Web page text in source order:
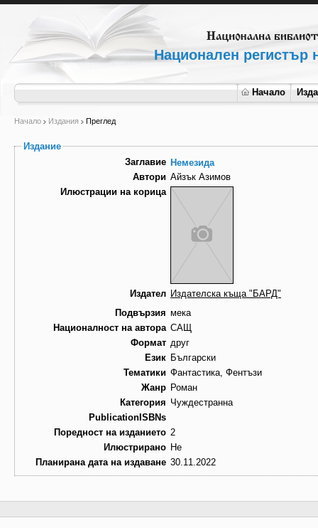
Национален регистър
Начало
Начало Издания Преглед
Издание
Заглавие Немезида
Автори Айзък Азимов
Илюстрации на корица
Издател Издателска къща "БАРД"
Подвързия мека
Националност на автора САЩ
Формат друг
Език Български
Тематики Фантастика, Фентъзи
Жанр Роман
Категория Чуждестранна
PublicationISBNs
Поредност на изданието 2
Илюстрирано Не
Планирана дата на издаване 30.11.2022